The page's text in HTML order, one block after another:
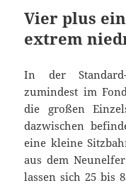
Vier plus
extrem
In der
zumindest im
die großen
dazwischen
eine kleine
aus dem
lassen sich 25 bis